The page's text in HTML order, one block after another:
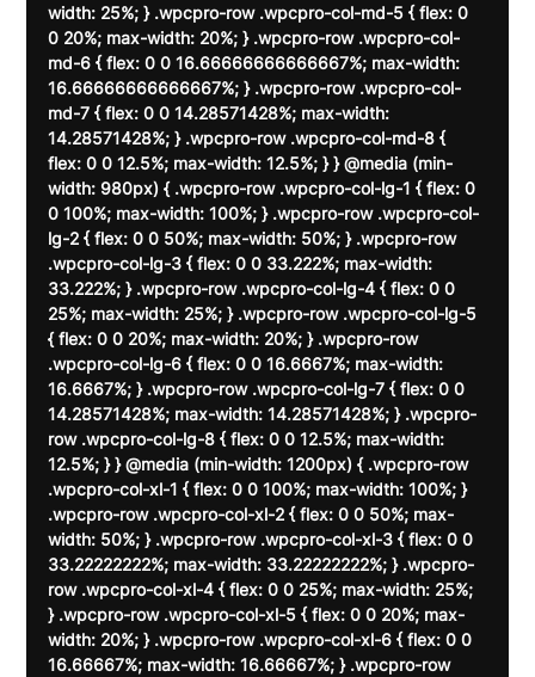
width: 25%; } .wpcpro-row .wpcpro-col-md-5 { flex: 0
0 20%; max-width: 20%; } .wpcpro-row .wpcpro-col-
md-6 { flex: 0 0 16.66666666666667%; max-width:
16.66666666666667%; } .wpcpro-row .wpcpro-col-
md-7 { flex: 0 0 14.28571428%; max-width:
14.28571428%; } .wpcpro-row .wpcpro-col-md-8 {
flex: 0 0 12.5%; max-width: 12.5%; } } @media (min-
width: 980px) { .wpcpro-row .wpcpro-col-lg-1 { flex: 0
0 100%; max-width: 100%; } .wpcpro-row .wpcpro-col-
lg-2 { flex: 0 0 50%; max-width: 50%; } .wpcpro-row
.wpcpro-col-lg-3 { flex: 0 0 33.222%; max-width:
33.222%; } .wpcpro-row .wpcpro-col-lg-4 { flex: 0 0
25%; max-width: 25%; } .wpcpro-row .wpcpro-col-lg-5
{ flex: 0 0 20%; max-width: 20%; } .wpcpro-row
.wpcpro-col-lg-6 { flex: 0 0 16.6667%; max-width:
16.6667%; } .wpcpro-row .wpcpro-col-lg-7 { flex: 0 0
14.28571428%; max-width: 14.28571428%; } .wpcpro-
row .wpcpro-col-lg-8 { flex: 0 0 12.5%; max-width:
12.5%; } } @media (min-width: 1200px) { .wpcpro-row
.wpcpro-col-xl-1 { flex: 0 0 100%; max-width: 100%; }
.wpcpro-row .wpcpro-col-xl-2 { flex: 0 0 50%; max-
width: 50%; } .wpcpro-row .wpcpro-col-xl-3 { flex: 0 0
33.22222222%; max-width: 33.22222222%; } .wpcpro-
row .wpcpro-col-xl-4 { flex: 0 0 25%; max-width: 25%;
} .wpcpro-row .wpcpro-col-xl-5 { flex: 0 0 20%; max-
width: 20%; } .wpcpro-row .wpcpro-col-xl-6 { flex: 0 0
16.66667%; max-width: 16.66667%; } .wpcpro-row